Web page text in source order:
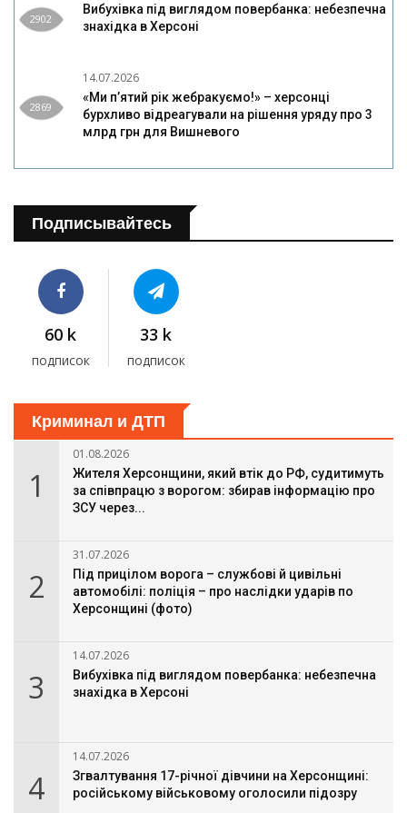
2902
Вибухівка під виглядом повербанка: небезпечна
знахідка в Херсоні
2869
14.07.2026
«Ми п’ятий рік жебракуємо!» – херсонці
бурхливо відреагували на рішення уряду про 3
млрд грн для Вишневого
Подписывайтесь
60 k
подписок
33 k
подписок
Криминал и ДТП
1
01.08.2026
Жителя Херсонщини, який втік до РФ, судитимуть
за співпрацю з ворогом: збирав інформацію про
ЗСУ через...
2
31.07.2026
Під прицілом ворога – службові й цивільні
автомобілі: поліція – про наслідки ударів по
Херсонщині (фото)
3
14.07.2026
Вибухівка під виглядом повербанка: небезпечна
знахідка в Херсоні
4
14.07.2026
Згвалтування 17-річної дівчини на Херсонщині:
російському військовому оголосили підозру